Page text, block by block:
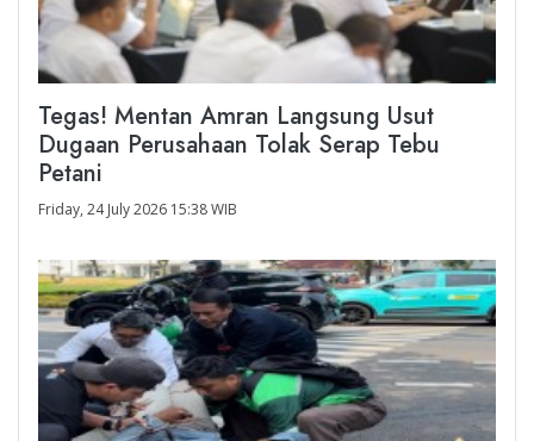
Tegas! Mentan Amran Langsung Usut
Dugaan Perusahaan Tolak Serap Tebu
Petani
Friday, 24 July 2026 15:38 WIB